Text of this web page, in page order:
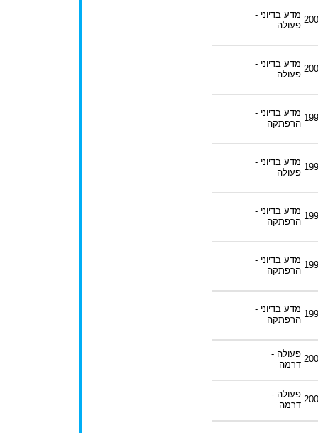
מדע בדיוני -
פעולה
מדע בדיוני -
פעולה
מדע בדיוני -
הרפתקה
מדע בדיוני -
פעולה
מדע בדיוני -
הרפתקה
מדע בדיוני -
הרפתקה
מדע בדיוני -
הרפתקה
פעולה -
דרמה
פעולה -
דרמה